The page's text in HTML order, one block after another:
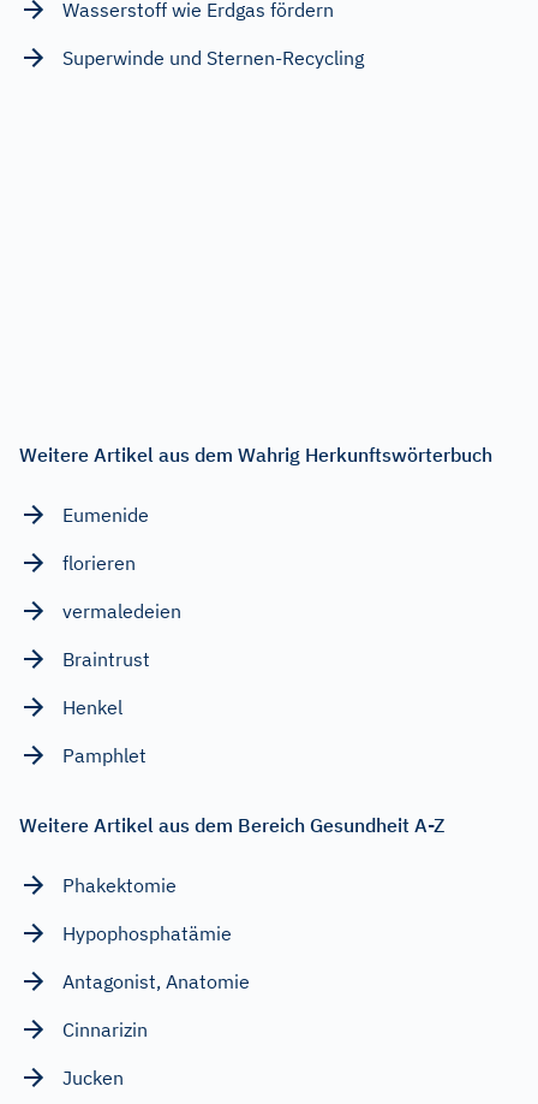
Wasserstoff wie Erdgas fördern
Superwinde und Sternen-Recycling
Weitere Artikel aus dem Wahrig Herkunftswörterbuch
Eumenide
florieren
vermaledeien
Braintrust
Henkel
Pamphlet
Weitere Artikel aus dem Bereich Gesundheit A-Z
Phakektomie
Hypophosphatämie
Antagonist, Anatomie
Cinnarizin
Jucken